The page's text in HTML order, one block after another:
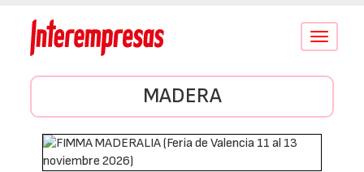
Conmutar
MADERA